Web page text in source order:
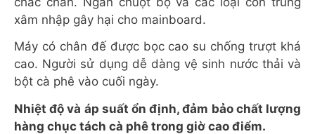
xâm nhập gây hại cho mainboard.
Máy có chân đế được bọc cao su chống trượt khá
cao. Người sử dụng dễ dàng vệ sinh nước thải và
bột cà phê vào cuối ngày.
Nhiệt độ và áp suất ổn định, đảm bảo chất lượng
hàng chục tách cà phê trong giờ cao điểm.